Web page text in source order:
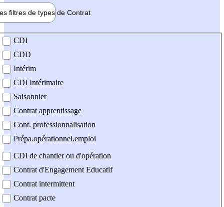
filtres de types de Contrat
contrat
CDI
CDD
Intérim
CDI Intérimaire
Saisonnier
Contrat apprentissage
Cont. professionnalisation
Prépa.opérationnel.emploi
CDI de chantier ou d'opération
Contrat d'Engagement Educatif
Contrat intermittent
Contrat pacte